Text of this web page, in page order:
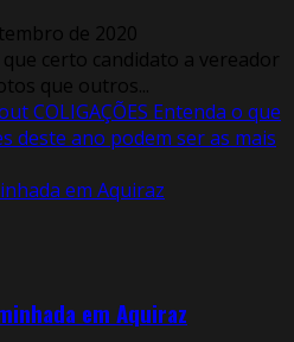
de 2020
certo candidato a vereador
que outros...
COLIGAÇÕES Entenda o que
deste ano podem ser as mais
em Aquiraz
em Aquiraz